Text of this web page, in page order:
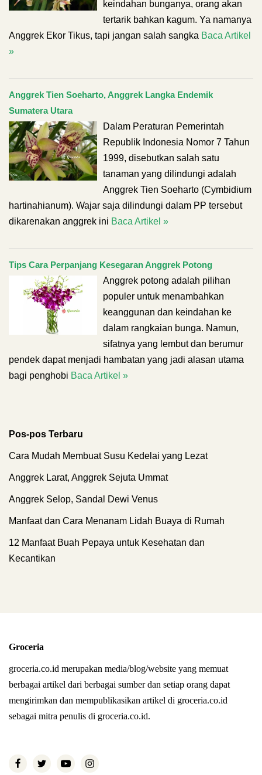
keindahan bunganya, orang akan
tertarik bahkan kagum. Ya namanya
Anggrek Ekor Tikus, tapi jangan salah sangka Baca Artikel
»
Anggrek Tien Soeharto, Anggrek Langka Endemik
Sumatera Utara
Dalam Peraturan Pemerintah
Republik Indonesia Nomor 7 Tahun
1999, disebutkan salah satu
tanaman yang dilindungi adalah
Anggrek Tien Soeharto (Cymbidium
hartinahianum). Wajar saja dilindungi dalam PP tersebut
dikarenakan anggrek ini Baca Artikel »
Tips Cara Perpanjang Kesegaran Anggrek Potong
Anggrek potong adalah pilihan
populer untuk menambahkan
keanggunan dan keindahan ke
dalam rangkaian bunga. Namun,
sifatnya yang lembut dan berumur
pendek dapat menjadi hambatan yang jadi alasan utama
bagi penghobi Baca Artikel »
Pos-pos Terbaru
Cara Mudah Membuat Susu Kedelai yang Lezat
Anggrek Larat, Anggrek Sejuta Ummat
Anggrek Selop, Sandal Dewi Venus
Manfaat dan Cara Menanam Lidah Buaya di Rumah
12 Manfaat Buah Pepaya untuk Kesehatan dan
Kecantikan
Groceria
groceria.co.id merupakan media/blog/website yang memuat
berbagai artikel dari berbagai sumber dan setiap orang dapat
mengirimkan dan mempublikasikan artikel di groceria.co.id
sebagai mitra penulis di groceria.co.id.